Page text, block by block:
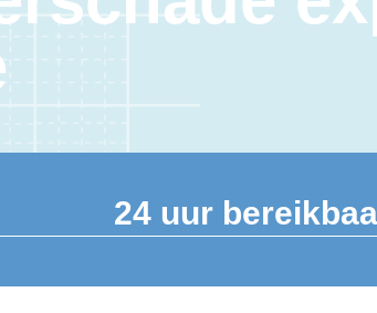
24 uur